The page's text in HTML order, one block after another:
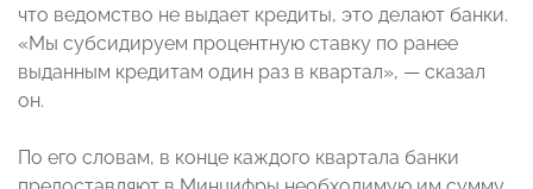
что ведомство не выдает кредиты, это делают банки.
«Мы субсидируем процентную ставку по ранее
выданным кредитам один раз в квартал», — сказал
он.
По его словам, в конце каждого квартала банки